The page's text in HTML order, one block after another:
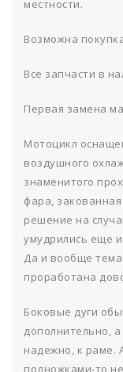
местности.
Возможна
Все запчасти в
Первая замена
Мотоцикл
воздушного
знаменитого
фара,
решение на
умудрились еще
Да и вообще
проработана
Боковые дуги
дополнительно, а
надежно, к раме.
подножками-то